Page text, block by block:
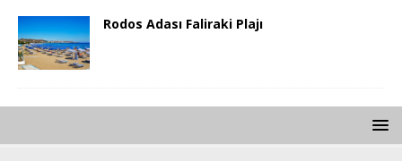
Rodos Adası Faliraki Plajı